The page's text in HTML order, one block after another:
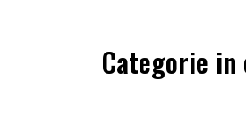
Categorie in